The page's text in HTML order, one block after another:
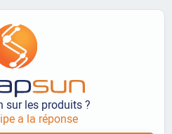
sur les produits ?
a la réponse